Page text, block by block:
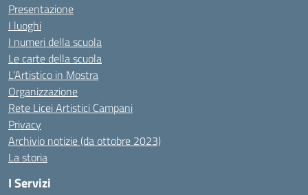
Presentazione
I luoghi
I numeri della scuola
Le carte della scuola
L’Artistico in Mostra
Organizzazione
Rete Licei Artistici Campani
Privacy
Archivio notizie (da ottobre 2023)
La storia
I Servizi